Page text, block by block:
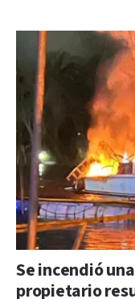
Se incendió
propietario